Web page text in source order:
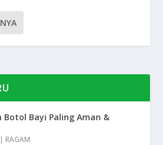
Botol Bayi Paling Aman &
| RAGAM